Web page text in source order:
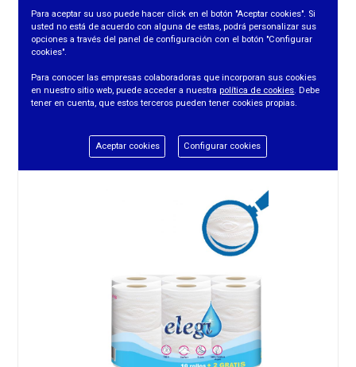
PAPEL HIG. 6 R. POETA TORRE LISO
Para aceptar su uso puede hacer click en el botón "Aceptar cookies". Si
usted no está de acuerdo con alguna de estas, podrá personalizar sus
opciones a través del panel de configuración con el botón "Configurar
cookies".
Para conocer las empresas colaboradoras que incorporan sus cookies
en nuestro sitio web, puede acceder a nuestra política de cookies. Debe
tener en cuenta, que estos terceros pueden tener cookies propias.
Aceptar cookies Configurar cookies